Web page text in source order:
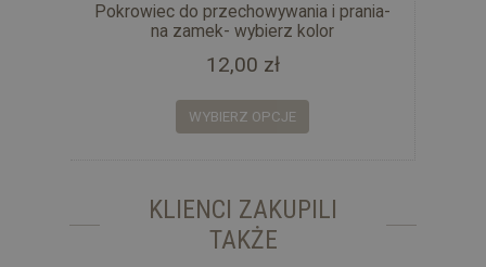
Pokrowiec do przechowywania i prania-
na zamek- wybierz kolor
12,00 zł
WYBIERZ OPCJE
KLIENCI ZAKUPILI
TAKŻE